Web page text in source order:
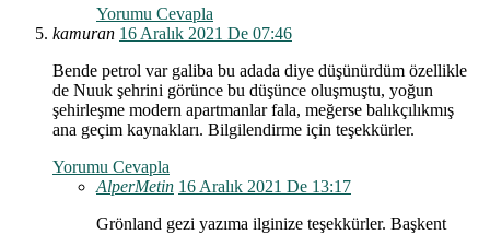
Yorumu Cevapla
kamuran 16 Aralık 2021 De 07:46
Bende petrol var galiba bu adada diye düşünürdüm özellikle
de Nuuk şehrini görünce bu düşünce oluşmuştu, yoğun
şehirleşme modern apartmanlar fala, meğerse balıkçılıkmış
ana geçim kaynakları. Bilgilendirme için teşekkürler.
Yorumu Cevapla
AlperMetin 16 Aralık 2021 De 13:17
Grönland gezi yazıma ilginize teşekkürler. Başkent